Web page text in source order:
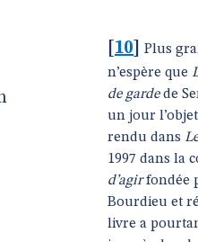
10
Plus
n’espère que
de gardede
un jour
rendu dans
1997 dans la
d’agirfondée
Bourdieu et
livre a